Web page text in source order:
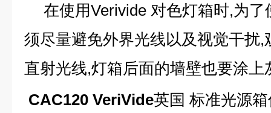
在使用Verivide 对色灯箱时,为了
须尽量避免外界光线以及视觉干扰,
直射光线,灯箱后面的墙壁也要涂上
CAC120 VeriVide英国 标准光源